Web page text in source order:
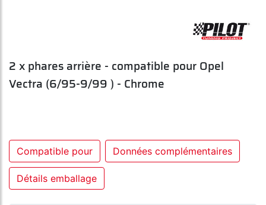
2 x phares arrière - compatible pour Opel
Vectra (6/95-9/99 ) - Chrome
Compatible pour Données complémentaires
Détails emballage